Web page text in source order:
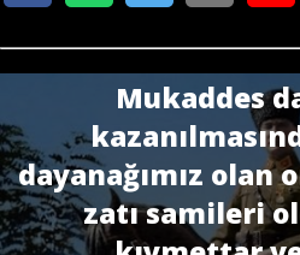
Mukaddes
dayanağımız olan
zatı samileri